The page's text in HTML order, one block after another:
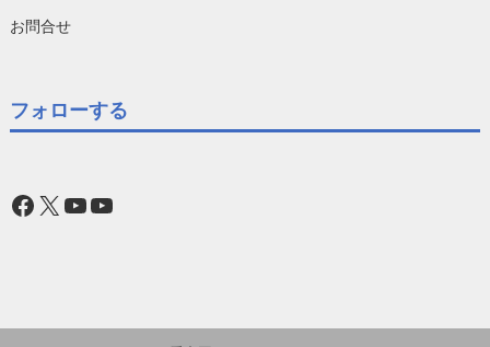
お問合せ
フォローする
Facebook
X YouTube
YouTube